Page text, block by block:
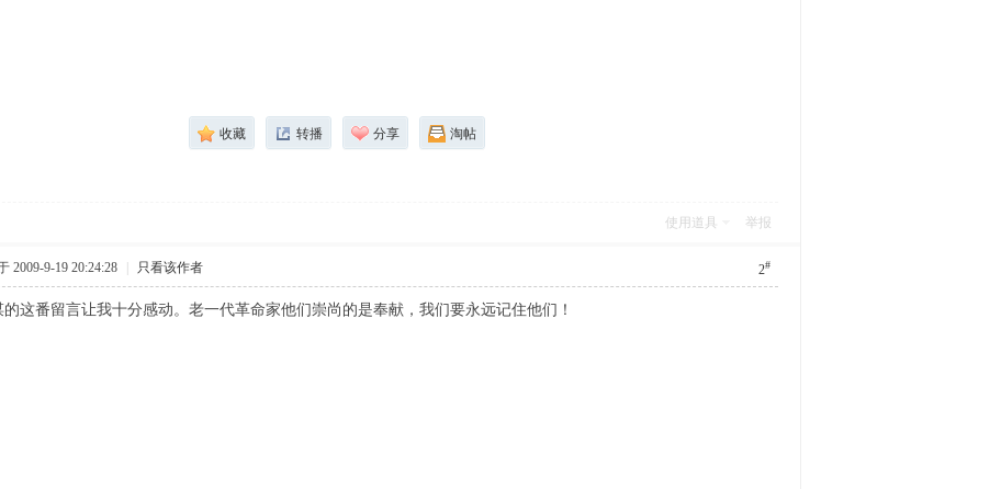
收藏 转播 分享 淘帖
使用道具 举报
2#
2009-9-19 20:24:28 只看该作者
言让我十分感动。老一代革命家他们崇尚的是奉献，我们要永远记住他们！